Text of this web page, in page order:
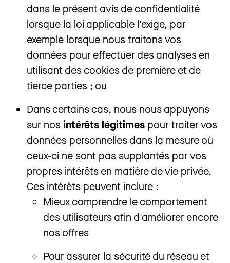
dans le présent avis de confidentialité
lorsque la loi applicable l'exige, par
exemple lorsque nous traitons vos
données pour effectuer des analyses en
utilisant des cookies de première et de
tierce parties ; ou
Dans certains cas, nous nous appuyons
sur nos intérêts légitimes pour traiter vos
données personnelles dans la mesure où
ceux-ci ne sont pas supplantés par vos
propres intérêts en matière de vie privée.
Ces intérêts peuvent inclure :
Mieux comprendre le comportement
des utilisateurs afin d'améliorer encore
nos offres
Pour assurer la sécurité du réseau et